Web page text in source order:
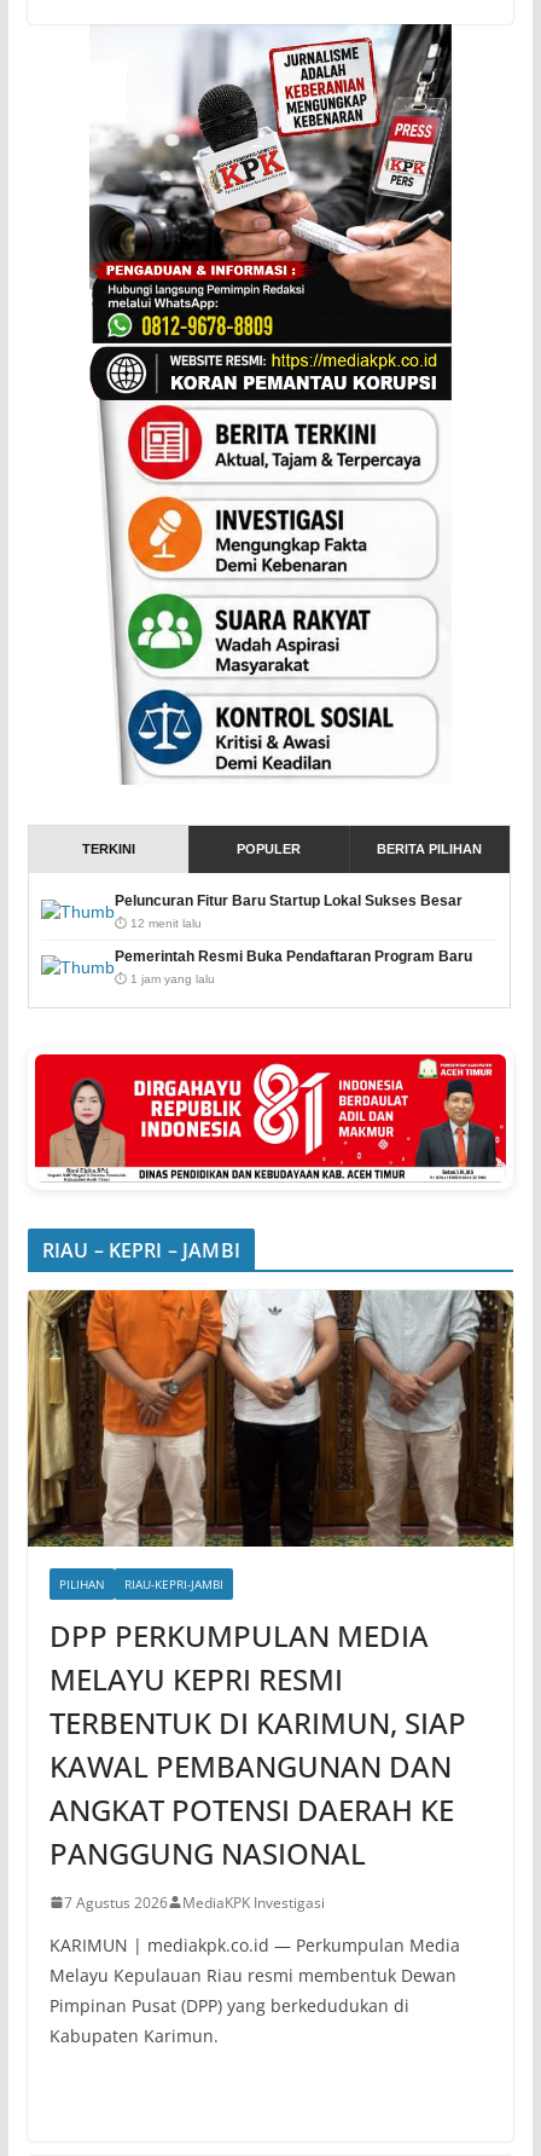
TERKINI POPULER BERITA PILIHAN
Peluncuran Fitur Baru Startup Lokal Sukses Besar
⏱️ 12 menit lalu
Pemerintah Resmi Buka Pendaftaran Program Baru
⏱️ 1 jam yang lalu
RIAU – KEPRI – JAMBI
PILIHAN RIAU-KEPRI-JAMBI
DPP PERKUMPULAN MEDIA
MELAYU KEPRI RESMI
TERBENTUK DI KARIMUN, SIAP
KAWAL PEMBANGUNAN DAN
ANGKAT POTENSI DAERAH KE
PANGGUNG NASIONAL
7 Agustus 2026 MediaKPK Investigasi
KARIMUN | mediakpk.co.id — Perkumpulan Media
Melayu Kepulauan Riau resmi membentuk Dewan
Pimpinan Pusat (DPP) yang berkedudukan di
Kabupaten Karimun.